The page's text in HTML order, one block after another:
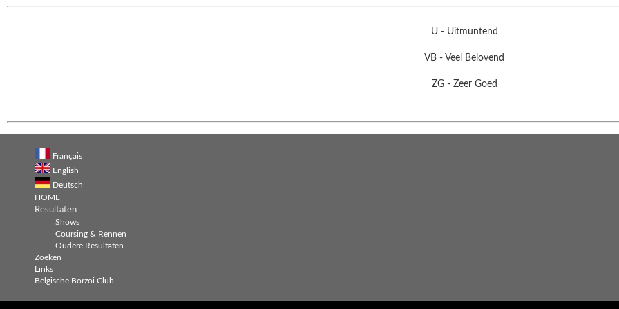
U - Uitmuntend
VB - Veel Belovend
ZG - Zeer Goed
Français
English
Deutsch
HOME
Resultaten
Shows
Coursing & Rennen
Oudere Resultaten
Zoeken
Links
Belgische Borzoi Club